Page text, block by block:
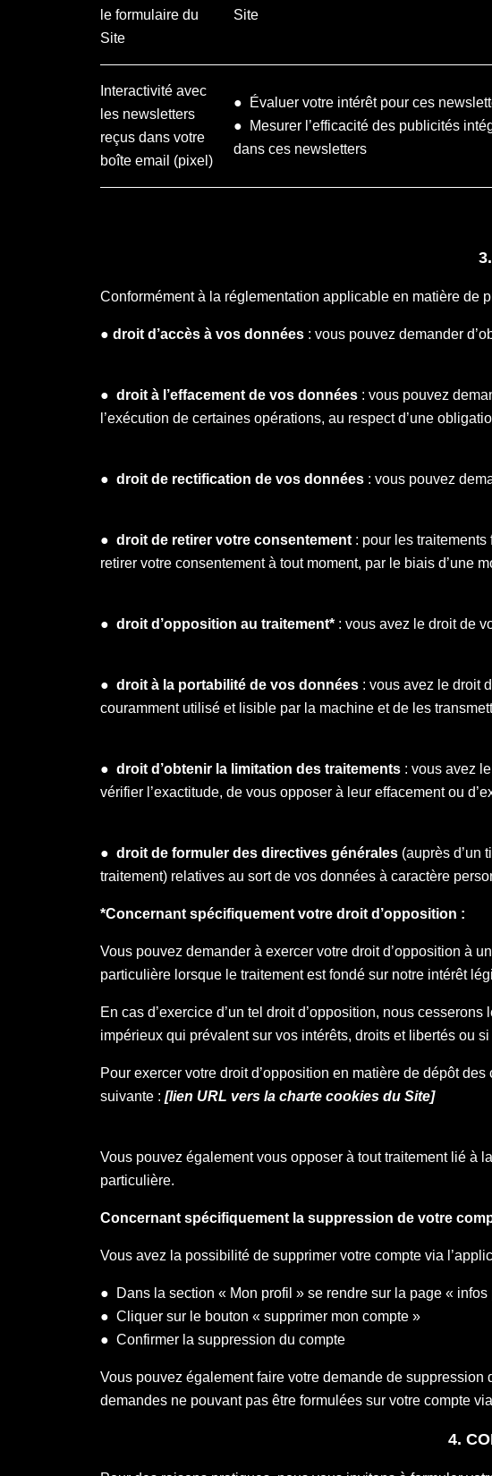
le formulaire du
Site
Site
Interactivité avec
les newsletters
reçus dans votre
boîte email (pixel)
● Évaluer votre intérêt pour ces
● Mesurer l’efficacité des publicités
dans ces newsletters
Conformément à la réglementation applicable en matière de
● droit d’accès à vos données : vous pouvez demander
● droit à l’effacement de vos données : vous pouvez
l’exécution de certaines opérations, au respect d’une
● droit de rectification de vos données : vous pouvez
● droit de retirer votre consentement : pour les
retirer votre consentement à tout moment, par le biais d’une
● droit d’opposition au traitement* : vous avez le droit de
● droit à la portabilité de vos données : vous avez le droit
couramment utilisé et lisible par la machine et de les
● droit d’obtenir la limitation des traitements : vous avez
vérifier l’exactitude, de vous opposer à leur effacement ou
● droit de formuler des directives générales (auprès d’un
traitement) relatives au sort de vos données à caractère
*Concernant spécifiquement votre droit d’opposition :
Vous pouvez demander à exercer votre droit d’opposition à
particulière lorsque le traitement est fondé sur notre intérêt
En cas d’exercice d’un tel droit d’opposition, nous
impérieux qui prévalent sur vos intérêts, droits et libertés ou
Pour exercer votre droit d’opposition en matière de dépôt
suivante : [lien URL vers la charte cookies du Site]
Vous pouvez également vous opposer à tout traitement lié à
particulière.
Concernant spécifiquement la suppression de votre
Vous avez la possibilité de supprimer votre compte via
● Dans la section « Mon profil » se rendre sur la page «
● Cliquer sur le bouton « supprimer mon compte »
● Confirmer la suppression du compte
Vous pouvez également faire votre demande de suppression
demandes ne pouvant pas être formulées sur votre compte
4.